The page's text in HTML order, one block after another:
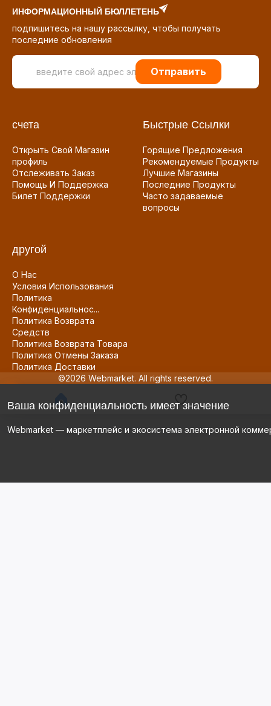
ИНФОРМАЦИОННЫЙ БЮЛЛЕТЕНЬ
подпишитесь на нашу рассылку, чтобы получать
последние обновления
Отправить
счета
Открыть Свой Магазин
профиль
Отслеживать Заказ
Помощь И Поддержка
Билет Поддержки
Быстрые Ссылки
Горящие Предложения
Рекомендуемые Продукты
Лучшие Магазины
Последние Продукты
Часто задаваемые
вопросы
другой
О Нас
Условия Использования
Политика
Конфиденциальнос...
Политика Возврата
Средств
Политика Возврата Товара
Политика Отмены Заказа
Политика Доставки
©2026 Webmarket. All rights reserved.
Ваша конфиденциальность имеет значение
Webmarket — маркетплейс и экосистема электронной